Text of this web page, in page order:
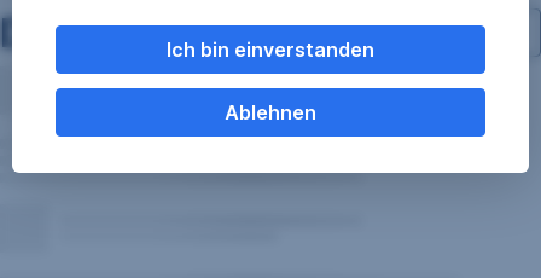
DokumenteIch bin einverstanden
Ablehnen